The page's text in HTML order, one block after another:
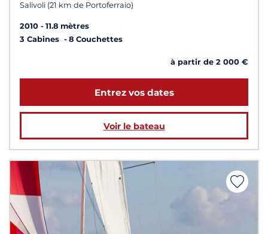
Salivoli (21 km de Portoferraio)
2010
11.8 mètres
3 Cabines
8 Couchettes
à partir de 2 000 €
Entrez vos dates
Voir le bateau